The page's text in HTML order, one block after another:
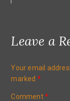
Leave a
Your email
marked *
Comment*